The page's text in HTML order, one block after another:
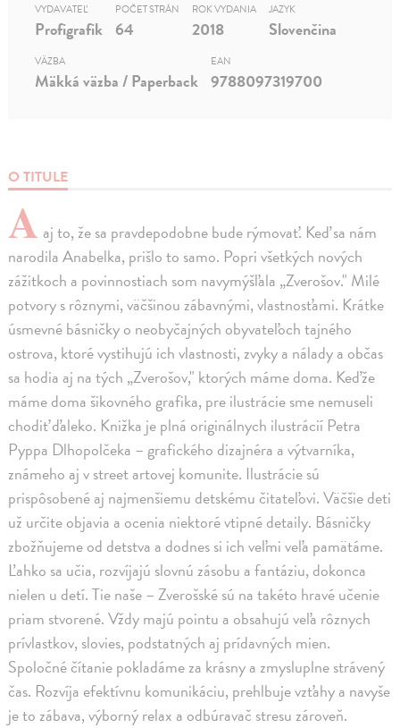
O TITULE
A aj to, že sa pravdepodobne bude rýmovať. Keď sa nám
narodila Anabelka, prišlo to samo. Popri všetkých nových
zážitkoch a povinnostiach som navymýšľala „Zverošov." Milé
potvory s rôznymi, väčšinou zábavnými, vlastnosťami. Krátke
úsmevné básničky o neobyčajných obyvateľoch tajného
ostrova, ktoré vystihujú ich vlastnosti, zvyky a nálady a občas
sa hodia aj na tých „Zverošov," ktorých máme doma. Keďže
máme doma šikovného grafika, pre ilustrácie sme nemuseli
chodiť ďaleko. Knižka je plná originálnych ilustrácií Petra
Pyppa Dlhopolčeka – grafického dizajnéra a výtvarníka,
známeho aj v street artovej komunite. Ilustrácie sú
prispôsobené aj najmenšiemu detskému čitateľovi. Väčšie deti
už určite objavia a ocenia niektoré vtipné detaily. Básničky
zbožňujeme od detstva a dodnes si ich veľmi veľa pamätáme.
Ľahko sa učia, rozvíjajú slovnú zásobu a fantáziu, dokonca
nielen u detí. Tie naše – Zverošské sú na takéto hravé učenie
priam stvorené. Vždy majú pointu a obsahujú veľa rôznych
prívlastkov, slovies, podstatných aj prídavných mien.
Spoločné čítanie pokladáme za krásny a zmysluplne strávený
čas. Rozvíja efektívnu komunikáciu, prehlbuje vzťahy a navyše
je to zábava, výborný relax a odbúravač stresu zároveň.
VYDAVATEĽ
Profigrafik
POČET STRÁN
64
ROK VYDANIA
2018
JAZYK
Slovenčina
VÄZBA
Mäkká väzba / Paperback
EAN
9788097319700